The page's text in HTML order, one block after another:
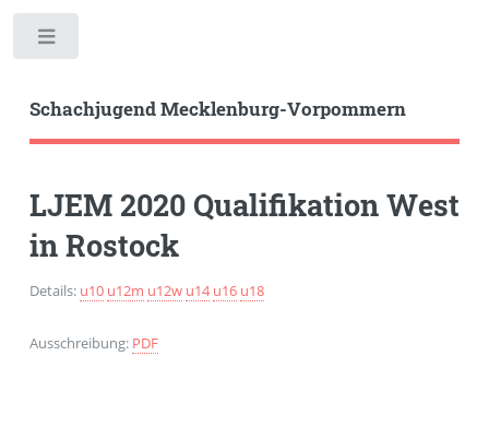
Schachjugend Mecklenburg-Vorpommern
LJEM 2020 Qualifikation West
in Rostock
Details: u10 u12m u12w u14 u16 u18
Ausschreibung: PDF